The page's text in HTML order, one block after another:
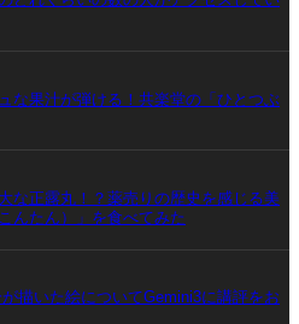
な果汁が弾ける！共楽堂の「ひとつぶ
な正露丸！？薬売りの歴史を感じる美
んたん）」を食べてみた
描いた絵についてGemini3に講評をお